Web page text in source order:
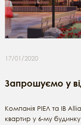
17/01/2020
Запрошуємо у
Компанія РІЕЛ та IB
квартир у 6-му